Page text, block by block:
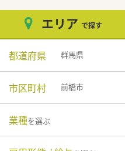
エリア で探す
都道府県 群馬県
市区町村 前橋市
業種を選ぶ